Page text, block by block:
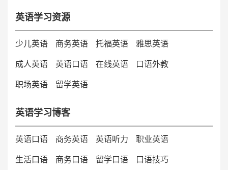
英语学习资源
少儿英语 商务英语 托福英语 雅思英语
成人英语 英语口语 在线英语 口语外教
职场英语 留学英语
英语学习博客
英语口语 商务英语 英语听力 职业英语
生活口语 商务口语 留学口语 口语技巧